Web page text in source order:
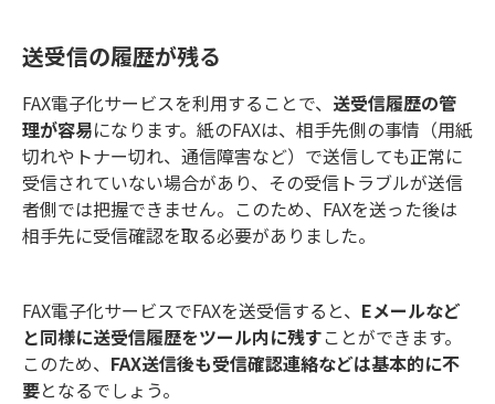
送受信の履歴が残る
FAX電子化サービスを利用することで、 送受信履歴の管
理が容易になります。紙のFAXは、相手先側の事情（用紙
切れやトナー切れ、通信障害など）で送信しても正常に
受信されていない場合があり、その受信トラブルが送信
者側では把握できません。このため、FAXを送った後は
相手先に受信確認を取る必要がありました。
FAX電子化サービスでFAXを送受信すると、 Eメールなど
と同様に送受信履歴をツール内に残すことができます。
このため、 FAX送信後も受信確認連絡などは基本的に不
要となるでしょう。